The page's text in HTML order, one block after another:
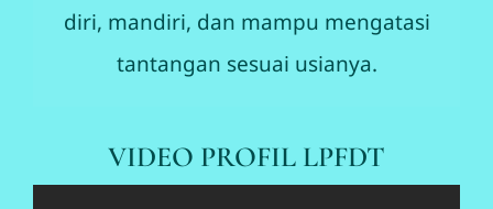
diri, mandiri, dan mampu mengatasi
tantangan sesuai usianya.
VIDEO PROFIL LPFDT